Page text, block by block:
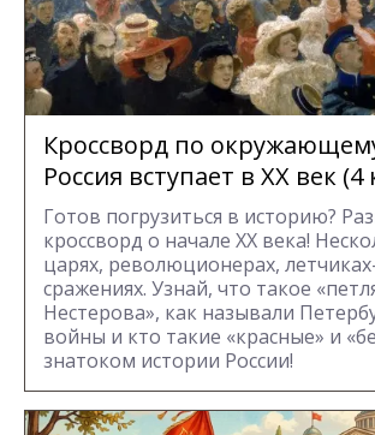
Кроссворд по
Россия вступает в XX век (4
Готов погрузиться в историю?
кроссворд о начале XX века!
царях, революционерах,
сражениях. Узнай, что такое
Нестерова», как называли
войны и кто такие «красные» и
знатоком истории России!